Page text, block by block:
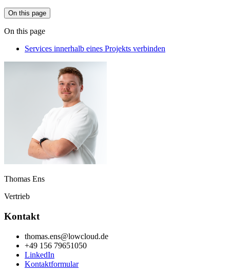
On this page
On this page
Services innerhalb eines Projekts verbinden
Thomas Ens
Vertrieb
Kontakt
thomas.ens@lowcloud.de
+49 156 79651050
LinkedIn
Kontaktformular